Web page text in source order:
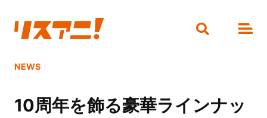
NEWS
10周年を飾る豪華ラインナッ